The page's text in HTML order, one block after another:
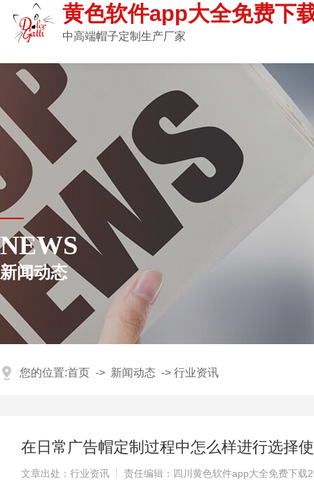
黄色软件app大全免费下
中高端帽子定制生产厂家
NEWS
新闻动态
您的位置:首页 -> 新闻动态 -> 行业资讯
在日常广告帽定制过程中怎么样进行选择使用
文章出处：行业资讯 责任编辑：四川黄色软件app大全免费下